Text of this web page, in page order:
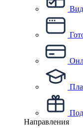
Направления